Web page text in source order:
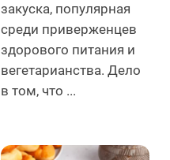
закуска, популярная
среди приверженцев
здорового питания и
вегетарианства. Дело
в том, что ...